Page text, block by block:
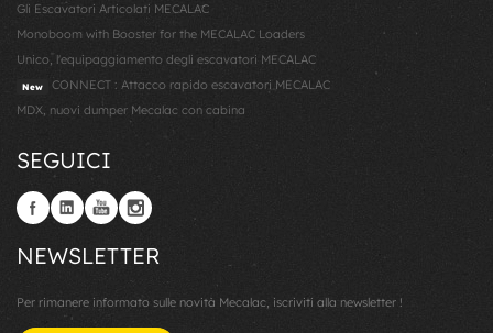
Gli Escavatori Articolati MECALAC
Monoboom with Booster for the MECALAC Loaders
Unico, l'equipaggiamento degli escavatori MECALAC
New
CONNECT : Attacco rapido escavatori MECALAC
MDX, nuovi dumper Mecalac con cabina
SEGUICI
NEWSLETTER
Per rimanere informato sulle novità Mecalac, iscriviti alla newsletter !